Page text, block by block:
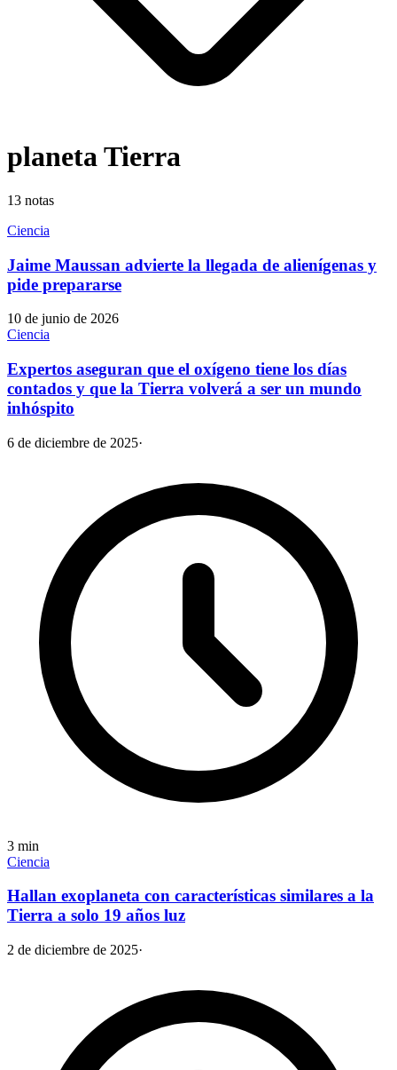
planeta Tierra
13 notas
Ciencia
Jaime Maussan advierte la llegada de alienígenas y
pide prepararse
10 de junio de 2026
Ciencia
Expertos aseguran que el oxígeno tiene los días
contados y que la Tierra volverá a ser un mundo
inhóspito
6 de diciembre de 2025·
3 min
Ciencia
Hallan exoplaneta con características similares a la
Tierra a solo 19 años luz
2 de diciembre de 2025·